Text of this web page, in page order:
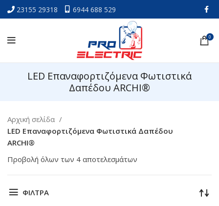
23155 29318 6944 688 529
0
LED Επαναφορτιζόμενα Φωτιστικά
Δαπέδου ARCHI®
Αρχική σελίδα
LED Επαναφορτιζόμενα Φωτιστικά Δαπέδου
ARCHI®
Προβολή όλων των 4 αποτελεσμάτων
ΦΙΛΤΡΑ